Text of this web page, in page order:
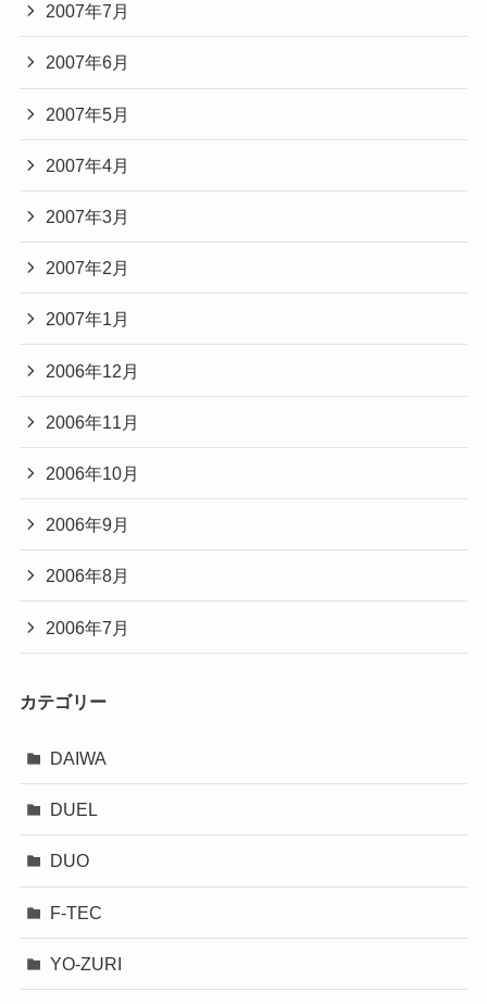
2007年7月
2007年6月
2007年5月
2007年4月
2007年3月
2007年2月
2007年1月
2006年12月
2006年11月
2006年10月
2006年9月
2006年8月
2006年7月
カテゴリー
DAIWA
DUEL
DUO
F-TEC
YO-ZURI